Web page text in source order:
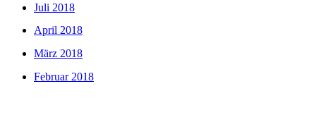
Juli 2018
April 2018
März 2018
Februar 2018